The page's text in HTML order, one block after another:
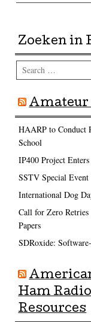
Zoeken in
Search
Amateur
HAARP to Conduct
School
IP400 Project
SSTV Special
International Dog
Call for Zero
Papers
SDRoxide:
Ham
Resources